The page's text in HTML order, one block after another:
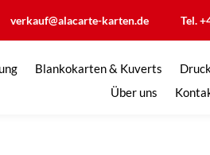
verkauf@alacarte-karten.de Tel.
Blankokarten & Kuverts
Über uns